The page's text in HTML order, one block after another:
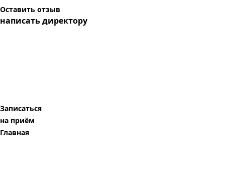
Оставить отзыв
написать директору
Записаться
на приём
Главная